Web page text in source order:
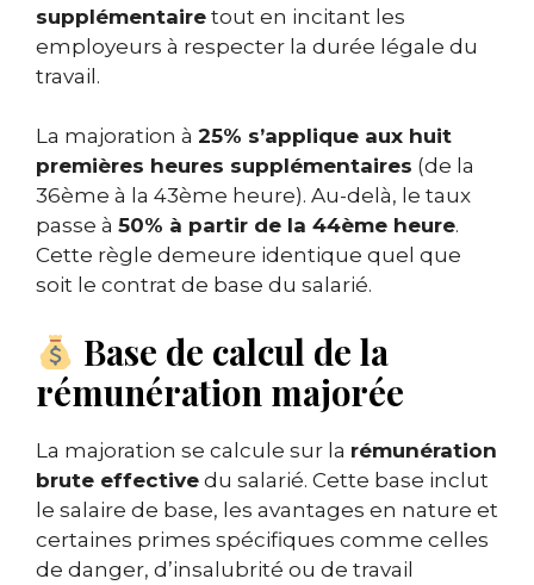
supplémentaire tout en incitant les
employeurs à respecter la durée légale du
travail.
La majoration à 25% s’applique aux huit
premières heures supplémentaires (de la
36ème à la 43ème heure). Au-delà, le taux
passe à 50% à partir de la 44ème heure.
Cette règle demeure identique quel que
soit le contrat de base du salarié.
Base de calcul de la
rémunération majorée
La majoration se calcule sur la rémunération
brute effective du salarié. Cette base inclut
le salaire de base, les avantages en nature et
certaines primes spécifiques comme celles
de danger, d’insalubrité ou de travail